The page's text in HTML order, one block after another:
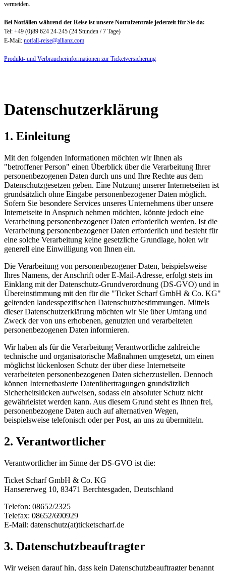
vermeiden.
Bei Notfällen während der Reise ist unsere Notrufzentrale jederzeit für Sie da:
Tel: +49 (0)89 624 24-245 (24 Stunden / 7 Tage)
E-Mail: notfall-reise@allianz.com
Produkt- und Verbraucherinformationen zur Ticketversicherung
Datenschutzerklärung
1. Einleitung
Mit den folgenden Informationen möchten wir Ihnen als
"betroffener Person" einen Überblick über die Verarbeitung Ihrer
personenbezogenen Daten durch uns und Ihre Rechte aus dem
Datenschutzgesetzen geben. Eine Nutzung unserer Internetseiten ist
grundsätzlich ohne Eingabe personenbezogener Daten möglich.
Sofern Sie besondere Services unseres Unternehmens über unsere
Internetseite in Anspruch nehmen möchten, könnte jedoch eine
Verarbeitung personenbezogener Daten erforderlich werden. Ist die
Verarbeitung personenbezogener Daten erforderlich und besteht für
eine solche Verarbeitung keine gesetzliche Grundlage, holen wir
generell eine Einwilligung von Ihnen ein.
Die Verarbeitung von personenbezogener Daten, beispielsweise
Ihres Namens, der Anschrift oder E-Mail-Adresse, erfolgt stets im
Einklang mit der Datenschutz-Grundverordnung (DS-GVO) und in
Übereinstimmung mit den für die "Ticket Scharf GmbH & Co. KG"
geltenden landesspezifischen Datenschutzbestimmungen. Mittels
dieser Datenschutzerklärung möchten wir Sie über Umfang und
Zweck der von uns erhobenen, genutzten und verarbeiteten
personenbezogenen Daten informieren.
Wir haben als für die Verarbeitung Verantwortliche zahlreiche
technische und organisatorische Maßnahmen umgesetzt, um einen
möglichst lückenlosen Schutz der über diese Internetseite
verarbeiteten personenbezogenen Daten sicherzustellen. Dennoch
können Internetbasierte Datenübertragungen grundsätzlich
Sicherheitslücken aufweisen, sodass ein absoluter Schutz nicht
gewährleistet werden kann. Aus diesem Grund steht es Ihnen frei,
personenbezogene Daten auch auf alternativen Wegen,
beispielsweise telefonisch oder per Post, an uns zu übermitteln.
2. Verantwortlicher
Verantwortlicher im Sinne der DS-GVO ist die:
Ticket Scharf GmbH & Co. KG
Hansererweg 10, 83471 Berchtesgaden, Deutschland
Telefon: 08652/2325
Telefax: 08652/690929
E-Mail: datenschutz(at)ticketscharf.de
3. Datenschutzbeauftragter
Wir weisen darauf hin, dass kein Datenschutzbeauftragter benannt